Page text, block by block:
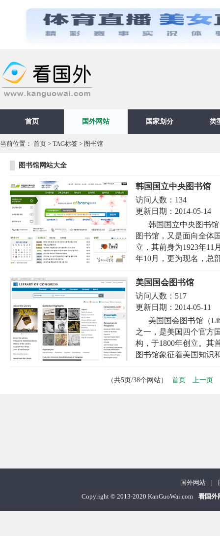
首页 国外网站 国家划分 类
当前位置： 首页 > TAG标签 > 图书馆
图书馆网站大全
韩国国立中央图书馆
访问人数： 134
更新日期： 2014-05-14
韩国国立中央图书馆
图书馆，又是面向全体
立，其前身为1923年11
年10月，更为现名，总
美国国会图书馆
访问人数： 517
更新日期： 2014-05-11
美国国会图书馆（
之一，是美国四个官方
构，于1800年创立。其
图书馆象征着美国知识
（共5页/38个网站） 首页 上一页
国外网站 |
Copyright© 2013-2020 KanGuoWai.com 看国外